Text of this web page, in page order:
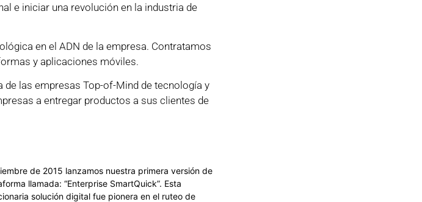
e iniciar una revolución en la industria de
en el ADN de la empresa. Contratamos
y aplicaciones móviles.
de las empresas Top-of-Mind de tecnología y
a entregar productos a sus clientes de
de 2015 lanzamos nuestra primera versión de
llamada: “Enterprise SmartQuick”. Esta
solución digital fue pionera en el ruteo de